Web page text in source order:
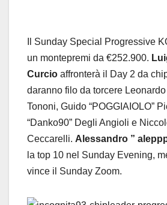
Il Sunday Special Progressive
un montepremi da €252.900.
Curcio affronterà il Day 2 da
daranno filo da torcere Leonardo
Tononi, Guido “POGGIAIOLO”
“Danko90” Degli Angioli e
Ceccarelli. Alessandro ”
la top 10 nel Sunday Evening,
vince il Sunday Zoom.